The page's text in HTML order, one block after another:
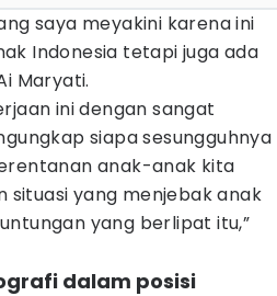
saya meyakini karena ini
Indonesia tetapi juga ada
Maryati.
ini dengan sangat
siapa sesungguhnya
anak-anak kita
situasi yang menjebak anak
yang berlipat itu,”
dalam posisi